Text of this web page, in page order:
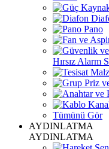
Pano
Hırsız Alarm
Tümünü Gör
AYDINLATMA
AYDINLATMA